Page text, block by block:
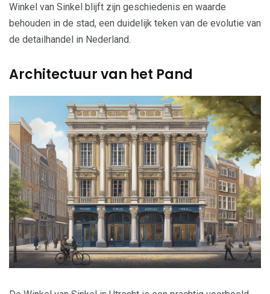
Winkel van Sinkel blijft zijn geschiedenis en waarde
behouden in de stad, een duidelijk teken van de evolutie van
de detailhandel in Nederland.
Architectuur van het Pand